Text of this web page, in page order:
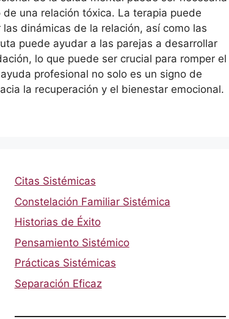
una relación tóxica. La terapia puede
dinámicas de la relación, así como las
puede ayudar a las parejas a desarrollar
lo que puede ser crucial para romper el
profesional no solo es un signo de
la recuperación y el bienestar emocional.
Citas Sistémicas
Constelación Familiar Sistémica
Historias de Éxito
Pensamiento Sistémico
Prácticas Sistémicas
Separación Eficaz